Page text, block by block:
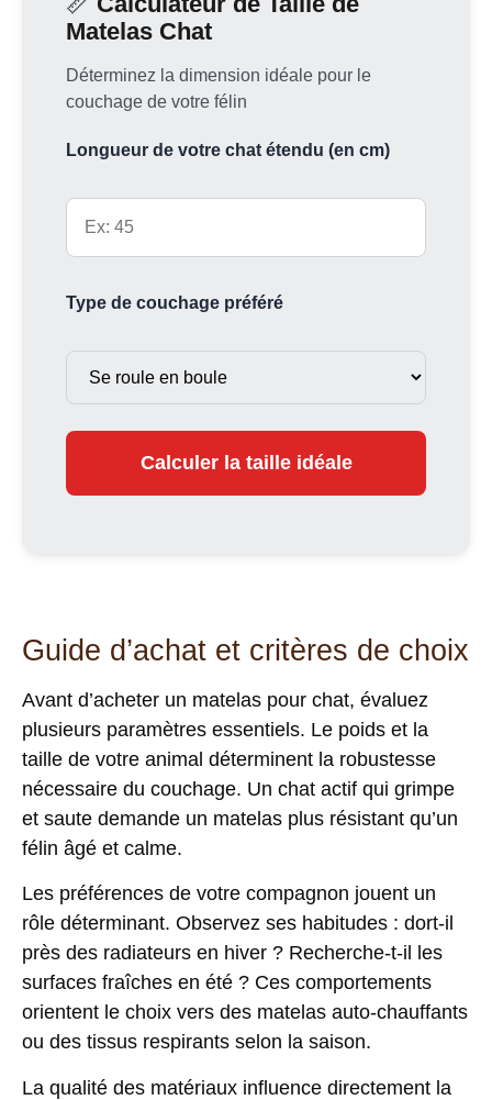
Matelas Chat
Déterminez la dimension idéale pour le
couchage de votre félin
Longueur de votre chat étendu (en cm)
Type de couchage préféré
Calculer la taille idéale
Guide d’achat et critères de choix
Avant d’acheter un matelas pour chat, évaluez
plusieurs paramètres essentiels. Le poids et la
taille de votre animal déterminent la robustesse
nécessaire du couchage. Un chat actif qui grimpe
et saute demande un matelas plus résistant qu’un
félin âgé et calme.
Les préférences de votre compagnon jouent un
rôle déterminant. Observez ses habitudes : dort-il
près des radiateurs en hiver ? Recherche-t-il les
surfaces fraîches en été ? Ces comportements
orientent le choix vers des matelas auto-chauffants
ou des tissus respirants selon la saison.
La qualité des matériaux influence directement la